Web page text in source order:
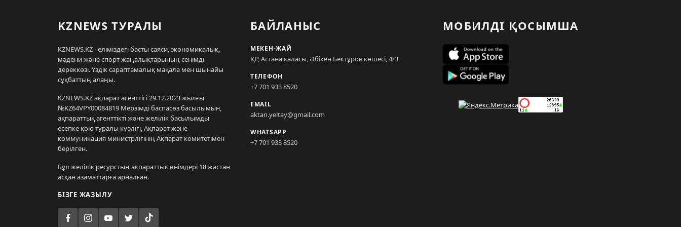
KZNEWS ТУРАЛЫ
KZNEWS.KZ - еліміздегі басты саяси, экономикалық,
мәдени және спорт жаңалықтарының сенімді
дереккөзі. Үздік сараптамалық мақала мен шынайы
сұқбаттың алаңы.
KZNEWS.KZ ақпарат агенттігі 29.12.2023 жылғы
№KZ64VPY00084819 Мерзімді баспасөз басылымын,
ақпараттық агенттікті және желілік басылымды
есепке қою туралы куәлігі, Ақпарат және
коммуникация министрлігінің Ақпарат комитетімен
берілген.
Бұл желілік ресурстың ақпараттық өнімдері 18 жастан
асқан азаматтарға арналған.
БІЗГЕ ЖАЗЫЛУ
БАЙЛАНЫС
МЕКЕН-ЖАЙ
ҚР, Астана қаласы, Әбікен Бектұров көшесі, 4/3
ТЕЛЕФОН
+7 701 933 8520
EMAIL
aktan.yeltay@gmail.com
WHATSAPP
+7 701 933 8520
МОБИЛДІ ҚОСЫМША